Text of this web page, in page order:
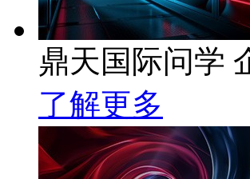
鼎天国际问学
了解更多